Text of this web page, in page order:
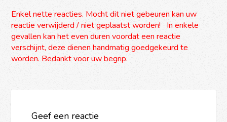
Enkel nette reacties. Mocht dit niet gebeuren kan uw
reactie verwijderd / niet geplaatst worden! In enkele
gevallen kan het even duren voordat een reactie
verschijnt, deze dienen handmatig goedgekeurd te
worden. Bedankt voor uw begrip.
Geef een reactie